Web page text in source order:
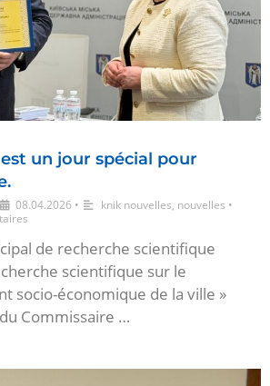
un jour spécial pour
08.04.2026 • knik nouvelles, nouvelles •
de recherche scientifique
scientifique sur le
socio-économique de la ville »
Commissaire …